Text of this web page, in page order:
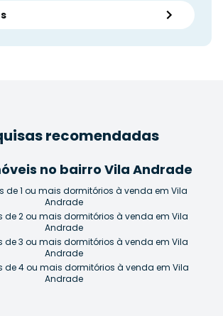
recomendadas
no bairro Vila Andrade
de 1 ou mais dormitórios à venda em Vila
Andrade
de 2 ou mais dormitórios à venda em Vila
Andrade
de 3 ou mais dormitórios à venda em Vila
Andrade
de 4 ou mais dormitórios à venda em Vila
Andrade